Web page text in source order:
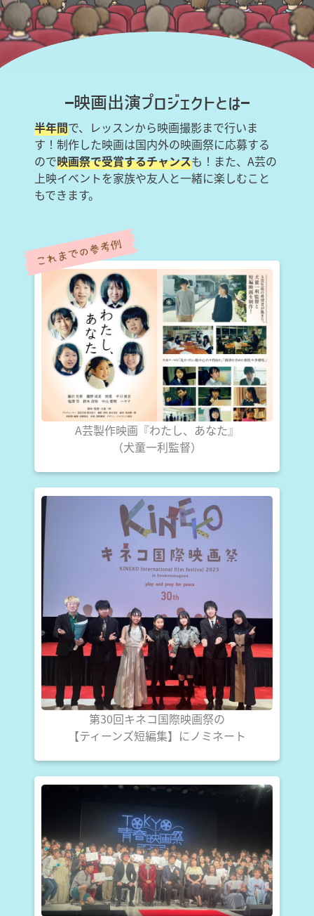
映画出演プロジェクトとは
半年間で、レッスンから映画撮影まで行いま
す！制作した映画は国内外の映画祭に応募する
ので映画祭で受賞するチャンスも！また、A芸の
上映イベントを家族や友人と一緒に楽しむこと
もできます。
A芸製作映画『わたし、あなた』
（犬童一利監督）
第30回キネコ国際映画祭の
【ティーンズ短編集】にノミネート